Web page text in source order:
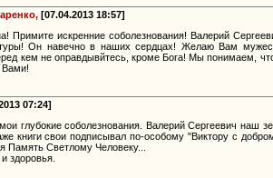
[07.04.2013 18:57]
Примите искренние соболезнования! Валерий
Он навечно в наших сердцах! Желаю Вам
кем не оправдывйтесь, кроме Бога! Мы понимаем,
Вами!
07:24]
глубокие соболезнования. Валерий Сергеевич наш
книги свои подписывал по-особому "Виктору с
Память Светлому Человеку...
здоровья.